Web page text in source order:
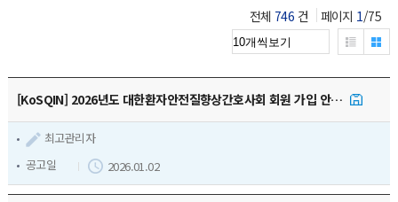
관련 기관 소식
전체 746 건 페이지 1/75
리스트
[KoSQIN] 2026년도 대한환자안전질향상간호사회 회원 가입 안내(공문)
최고관리자
공고일
2026.01.02